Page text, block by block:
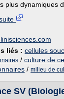
plus dynamiques
liés : cellules
/ culture de
/ milieu de
SV